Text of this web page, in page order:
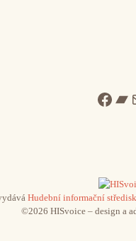
Hudební informační
©2026 HISvoice – design a